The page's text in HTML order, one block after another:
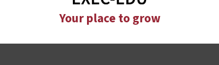
Your place to grow